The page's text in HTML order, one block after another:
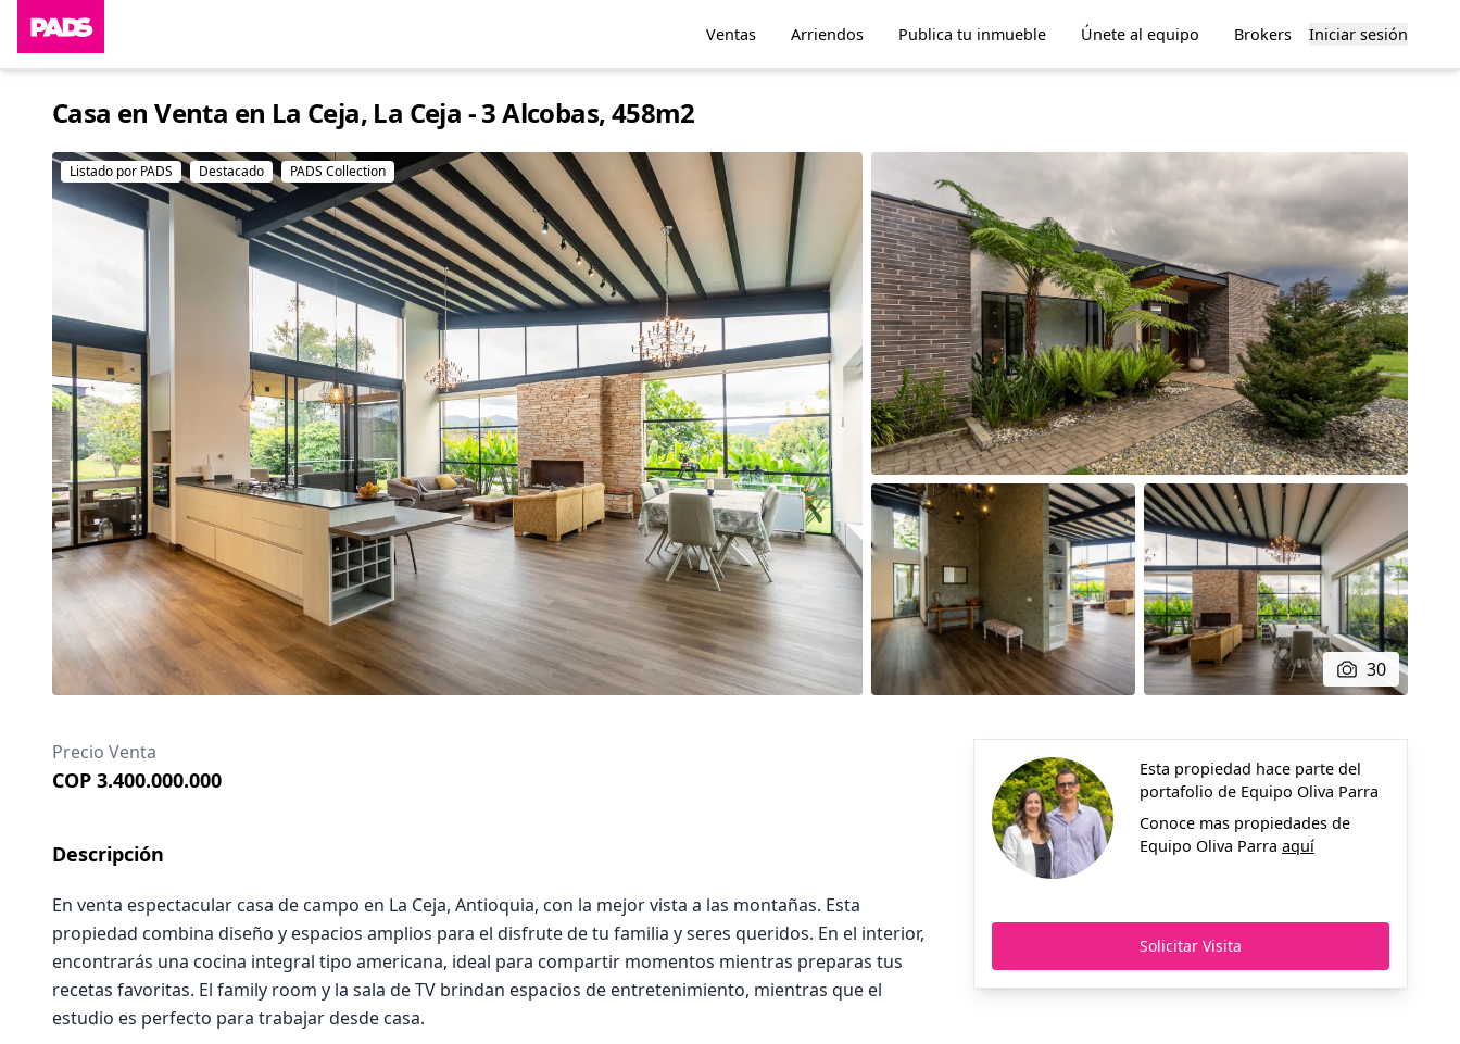
Ventas Arriendos Publica tu inmueble Únete al equipo Brokers Iniciar sesión
Casa en Venta en La Ceja, La Ceja - 3 Alcobas, 458m2
Listado por PADS Destacado PADS Collection
30
Precio Venta
COP 3.400.000.000
Descripción
En venta espectacular casa de campo en La Ceja, Antioquia, con la mejor vista a las montañas. Esta
propiedad combina diseño y espacios amplios para el disfrute de tu familia y seres queridos. En el interior,
encontrarás una cocina integral tipo americana, ideal para compartir momentos mientras preparas tus
recetas favoritas. El family room y la sala de TV brindan espacios de entretenimiento, mientras que el
estudio es perfecto para trabajar desde casa.
Esta propiedad hace parte del
portafolio de Equipo Oliva Parra
Conoce mas propiedades de
Equipo Oliva Parra aquí
Solicitar Visita